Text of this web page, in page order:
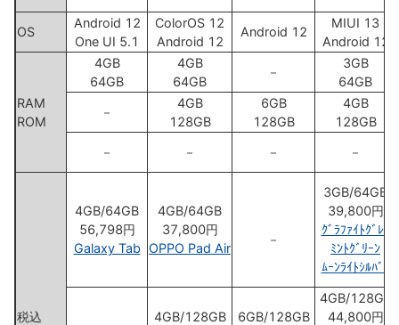
OS
Android 12
One UI 5.1
ColorOS 12
Android 12
Android 12
MIUI 13
Android 12
RAM
ROM
4GB
64GB
4GB
64GB
－
3GB
64GB
－
4GB
128GB
6GB
128GB
4GB
128GB
－
－ － －
税込
4GB/64GB
56,798円
Galaxy Tab
4GB/64GB
37,800円
OPPO Pad Air
－
3GB/64GB
39,800円
ｸﾞﾗﾌｧｲﾄｸﾞﾚｰ
ﾐﾝﾄｸﾞﾘｰﾝ
ﾑｰﾝﾗｲﾄｼﾙﾊﾞｰ
4GB/128GB
6GB/128GB
4GB/128GB
44,800円